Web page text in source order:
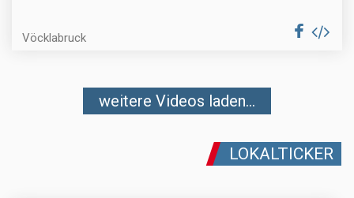
Vöcklabruck
weitere Videos laden...
LOKALTICKER